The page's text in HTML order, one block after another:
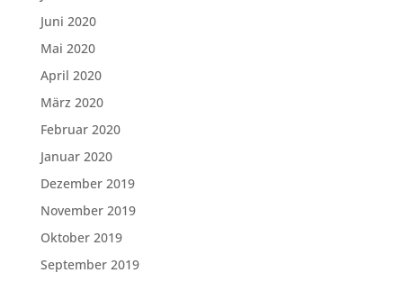
Juni 2020
Mai 2020
April 2020
März 2020
Februar 2020
Januar 2020
Dezember 2019
November 2019
Oktober 2019
September 2019